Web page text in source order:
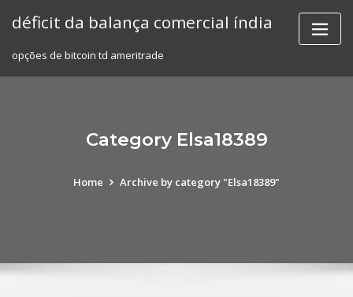
déficit da balança comercial índia
opções de bitcoin td ameritrade
Category Elsa18389
Home Archive by category "Elsa18389"